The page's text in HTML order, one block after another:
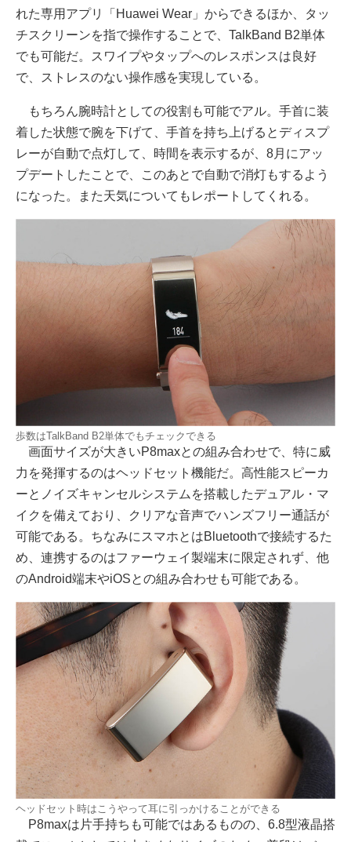
れた専用アプリ「Huawei Wear」からできるほか、タッ
チスクリーンを指で操作することで、TalkBand B2単体
でも可能だ。スワイプやタップへのレスポンスは良好
で、ストレスのない操作感を実現している。
もちろん腕時計としての役割も可能でアル。手首に装
着した状態で腕を下げて、手首を持ち上げるとディスプ
レーが自動で点灯して、時間を表示するが、8月にアッ
プデートしたことで、このあとで自動で消灯もするよう
になった。また天気についてもレポートしてくれる。
歩数はTalkBand B2単体でもチェックできる
画面サイズが大きいP8maxとの組み合わせで、特に威
力を発揮するのはヘッドセット機能だ。高性能スピーカ
ーとノイズキャンセルシステムを搭載したデュアル・マ
イクを備えており、クリアな音声でハンズフリー通話が
可能である。ちなみにスマホとはBluetoothで接続するた
め、連携するのはファーウェイ製端末に限定されず、他
のAndroid端末やiOSとの組み合わせも可能である。
ヘッドセット時はこうやって耳に引っかけることができる
P8maxは片手持ちも可能ではあるものの、6.8型液晶搭